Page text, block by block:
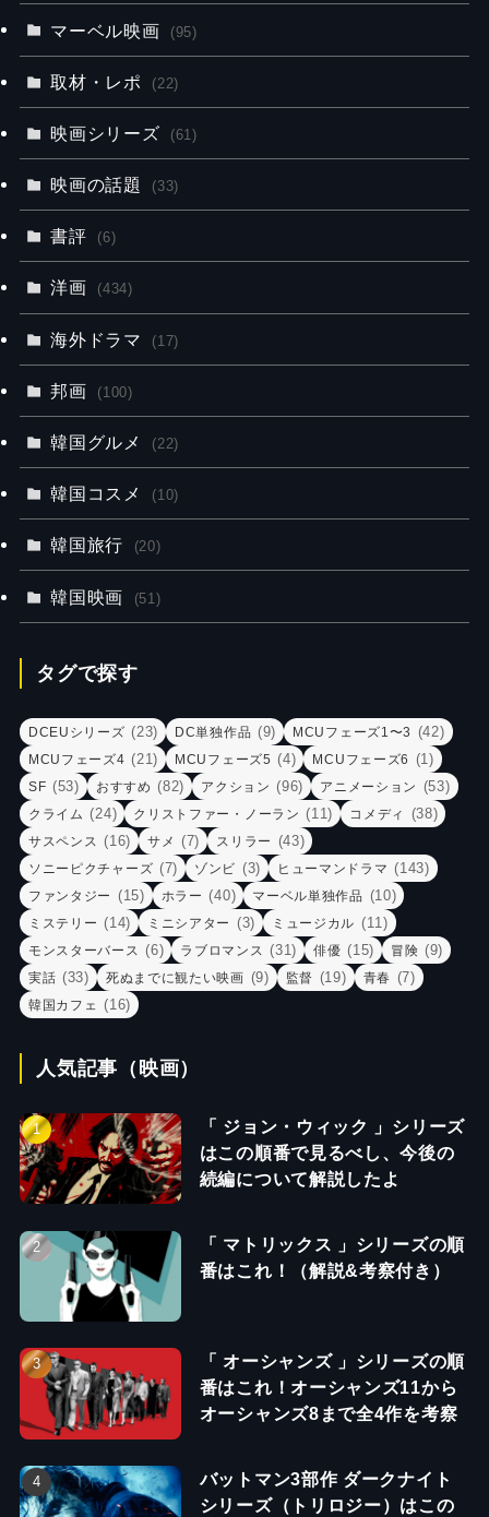
マーベル映画 (95)
取材・レポ (22)
映画シリーズ (61)
映画の話題 (33)
書評 (6)
洋画 (434)
海外ドラマ (17)
邦画 (100)
韓国グルメ (22)
韓国コスメ (10)
韓国旅行 (20)
韓国映画 (51)
タグで探す
DCEUシリーズ (23) DC単独作品 (9) MCUフェーズ1〜3 (42)
MCUフェーズ4 (21) MCUフェーズ5 (4) MCUフェーズ6 (1)
SF (53) おすすめ (82) アクション (96) アニメーション (53)
クライム (24) クリストファー・ノーラン (11) コメディ (38)
サスペンス (16) サメ (7) スリラー (43)
ソニーピクチャーズ (7) ゾンビ (3) ヒューマンドラマ (143)
ファンタジー (15) ホラー (40) マーベル単独作品 (10)
ミステリー (14) ミニシアター (3) ミュージカル (11)
モンスターバース (6) ラブロマンス (31) 俳優 (15) 冒険 (9)
実話 (33) 死ぬまでに観たい映画 (9) 監督 (19) 青春 (7)
韓国カフェ (16)
人気記事（映画）
「 ジョン・ウィック 」シリーズ
はこの順番で見るべし、今後の
続編について解説したよ
「 マトリックス 」シリーズの順
番はこれ！（解説&考察付き）
「 オーシャンズ 」シリーズの順
番はこれ！オーシャンズ11から
オーシャンズ8まで全4作を考察
バットマン3部作 ダークナイト
シリーズ（トリロジー）はこの